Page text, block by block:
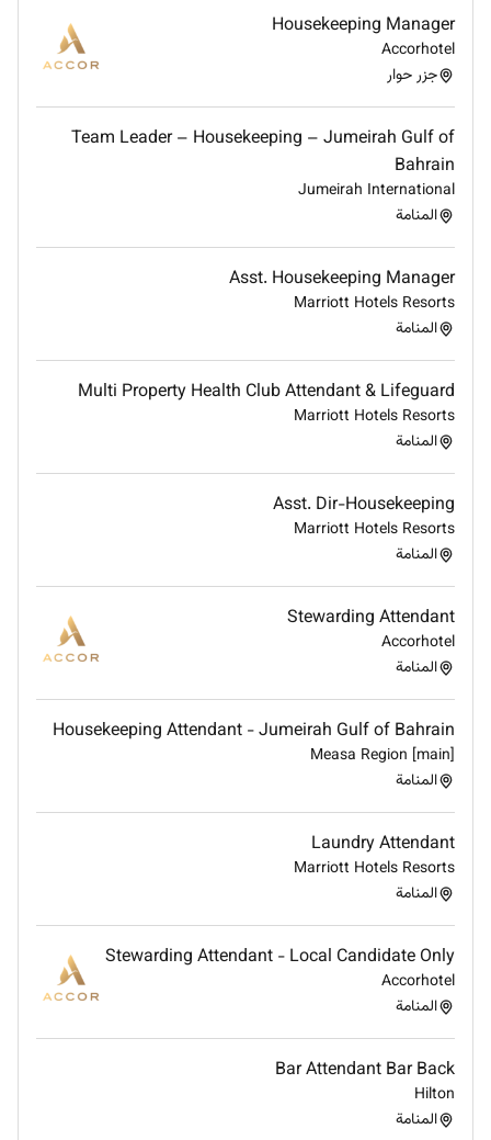
Housekeeping Manager
Accorhotel
جزر حوار
Team Leader – Housekeeping – Jumeirah Gulf of
Bahrain
Jumeirah International
المنامة
Asst. Housekeeping Manager
Marriott Hotels Resorts
المنامة
Multi Property Health Club Attendant & Lifeguard
Marriott Hotels Resorts
المنامة
Asst. Dir-Housekeeping
Marriott Hotels Resorts
المنامة
Stewarding Attendant
Accorhotel
المنامة
Housekeeping Attendant - Jumeirah Gulf of Bahrain
Measa Region [main]
المنامة
Laundry Attendant
Marriott Hotels Resorts
المنامة
Stewarding Attendant - Local Candidate Only
Accorhotel
المنامة
Bar Attendant Bar Back
Hilton
المنامة